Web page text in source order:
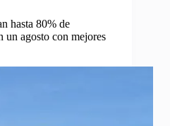
hasta 80% de
un agosto con mejores